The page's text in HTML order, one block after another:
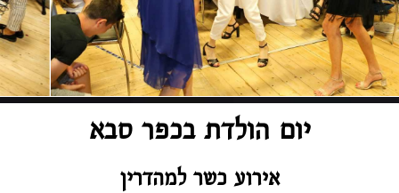
יום הולדת בכפר סבא
אירוע כשר למהדרין